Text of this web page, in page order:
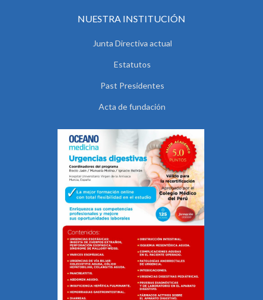
NUESTRA INSTITUCIÓN
Junta Directiva actual
Estatutos
Past Presidentes
Acta de fundación